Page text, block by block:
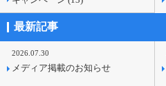
最新記事
2026.07.30
メディア掲載のお知らせ